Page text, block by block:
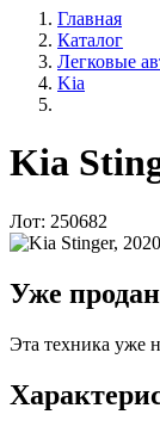
Главная
Каталог
Легковые
Kia
Kia
Лот: 250682
Уже
Эта техника уже